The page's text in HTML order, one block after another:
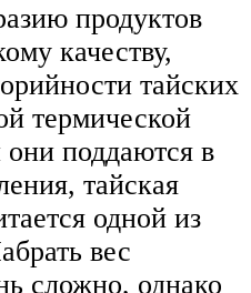
продуктов
качеству,
тайских
термической
они поддаются в
тайская
одной из
вес
сложно, однако